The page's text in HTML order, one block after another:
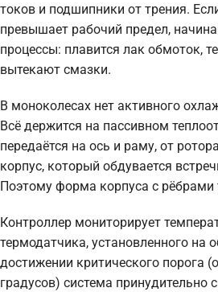
токов и подшипники от трения.
превышает рабочий предел,
процессы: плавится лак обмоток,
вытекают смазки.
В моноколесах нет активного
Всё держится на пассивном
передаётся на ось и раму, от
корпус, который обдувается
Поэтому форма корпуса с рёбрами
Контроллер мониторирует
термодатчика, установленного на
достижении критического порога
градусов) система принудительно